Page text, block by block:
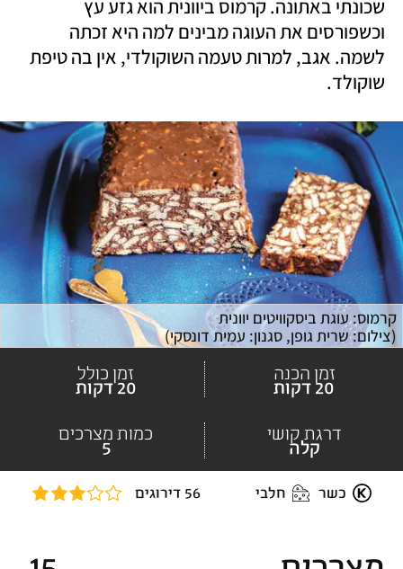
שוקולד.
כשר חלבי 56 דירוגים
קרמוס: עוגת ביסקוויטים יוונית
(צילום: שרית גופן, סגנון: עמית דונסקי)
זמן הכנה
20 דקות
זמן כולל
20 דקות
דרגת קושי
קלה
כמות מצרכים
5